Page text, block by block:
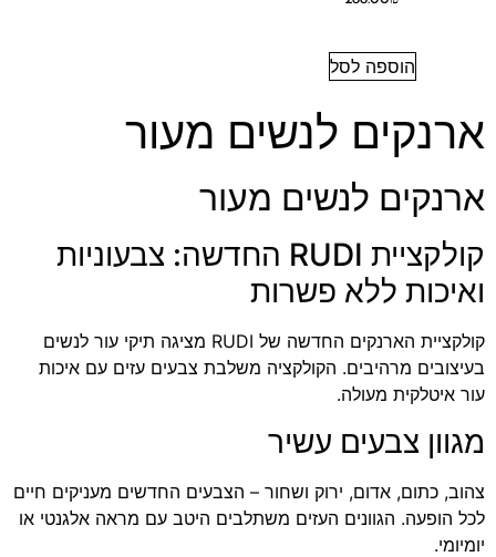
הוספה לסל
ארנקים לנשים מעור
ארנקים לנשים מעור
קולקציית RUDI החדשה: צבעוניות
ואיכות ללא פשרות
קולקציית הארנקים החדשה של RUDI מציגה תיקי עור לנשים
בעיצובים מרהיבים. הקולקציה משלבת צבעים עזים עם איכות
עור איטלקית מעולה.
מגוון צבעים עשיר
צהוב, כתום, אדום, ירוק ושחור – הצבעים החדשים מעניקים חיים
לכל הופעה. הגוונים העזים משתלבים היטב עם מראה אלגנטי או
יומיומי.